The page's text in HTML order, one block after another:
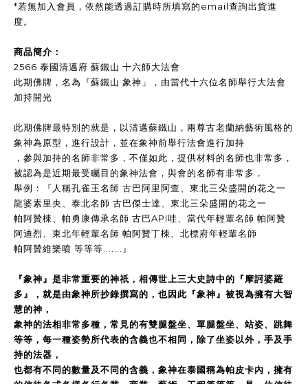
*若無加入會員，依然能透過訂購時所填寫的email查詢出貨進
度。
商品簡介：
2566 泰國清邁府 蘇鐵山 十六師大法會
此期佛牌，名為『蘇鐵山 象神」，由當代十六位名師舉行大法會
加持開光
此期佛牌最特別的就是，以清邁蘇鐵山，兩尊古老蘭納藝術風格的
象神為原型，進行設計，並在象神前舉行法會進行加持
，參與加持的名師非常多，不僅如此，提供材料的名師也非常多，
被認為是近期最受矚目的象神法會，與會的名師有非常多，
舉例：『人稱孔雀王名師 古巴阿里阿查、東北三朵盛開的花之一
龍婆素里央、泰北名師 古巴傑士達、東北三朵盛開的花之一
帕阿贊棟、帕勇康傳承名師 古巴API哇、當代年輕輩名師 帕阿贊
阿迪烈、東北年輕輩名師 帕阿贊丁棟、北標府年輕輩名師
帕阿贊維樂噴 等等等.......』
『象神』是非常重要的神祇，相傳世上三大史詩中的『摩訶婆羅
多』，就是由象神所抄錄撰寫的，也因此『象神』被視為擁有大智
慧的神，
象神的法相非常多種，常見的有雙腿盤坐、單腿盤坐、站姿、跳舞
等等，每一種姿勢所代表的含義也不相同，除了坐姿以外，手及手
持的法器，
也都有不同的數量及不同的含義，象神在泰國稱為帕皮卡內，擁有